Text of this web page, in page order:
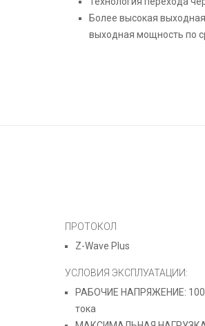
Более высокая
выходная мощность по
ПРОТОКОЛ
Z-Wave Plus
УСЛОВИЯ ЭКСПЛУАТАЦИИ:
РАБОЧИЕ НАПРЯЖЕНИЕ:
тока